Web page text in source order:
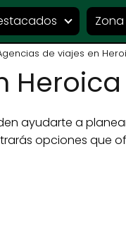
de viajes en
ayudarte a
opciones